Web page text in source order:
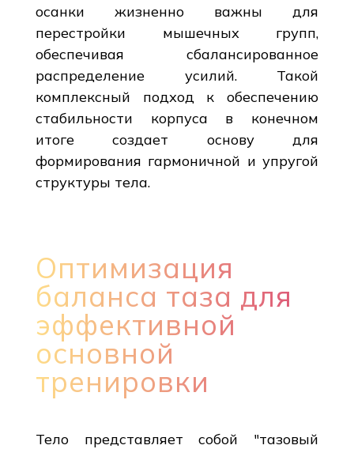
осанки жизненно важны для
перестройки мышечных групп,
обеспечивая сбалансированное
распределение усилий. Такой
комплексный подход к обеспечению
стабильности корпуса в конечном
итоге создает основу для
формирования гармоничной и упругой
структуры тела.
Оптимизация
баланса таза для
эффективной
основной
тренировки
Тело представляет собой "тазовый